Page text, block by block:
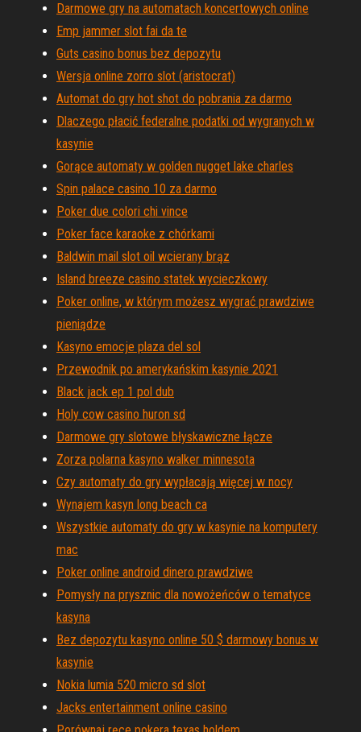
Darmowe gry na automatach koncertowych online
Emp jammer slot fai da te
Guts casino bonus bez depozytu
Wersja online zorro slot (aristocrat)
Automat do gry hot shot do pobrania za darmo
Dlaczego płacić federalne podatki od wygranych w
kasynie
Gorące automaty w golden nugget lake charles
Spin palace casino 10 za darmo
Poker due colori chi vince
Poker face karaoke z chórkami
Baldwin mail slot oil wcierany brąz
Island breeze casino statek wycieczkowy
Poker online, w którym możesz wygrać prawdziwe
pieniądze
Kasyno emocje plaza del sol
Przewodnik po amerykańskim kasynie 2021
Black jack ep 1 pol dub
Holy cow casino huron sd
Darmowe gry slotowe błyskawiczne łącze
Zorza polarna kasyno walker minnesota
Czy automaty do gry wypłacają więcej w nocy
Wynajem kasyn long beach ca
Wszystkie automaty do gry w kasynie na komputery
mac
Poker online android dinero prawdziwe
Pomysły na prysznic dla nowożeńców o tematyce
kasyna
Bez depozytu kasyno online 50 $ darmowy bonus w
kasynie
Nokia lumia 520 micro sd slot
Jacks entertainment online casino